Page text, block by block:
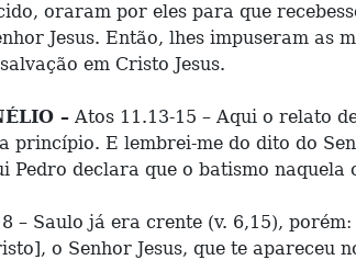
oraram por eles para que
Jesus. Então, lhes impuseram
em Cristo Jesus.
– Atos 11.13-15 – Aqui o relato
princípio. E lembrei-me do dito do
Pedro declara que o batismo
– Saulo já era crente (v. 6,15),
o Senhor Jesus, que te apareceu